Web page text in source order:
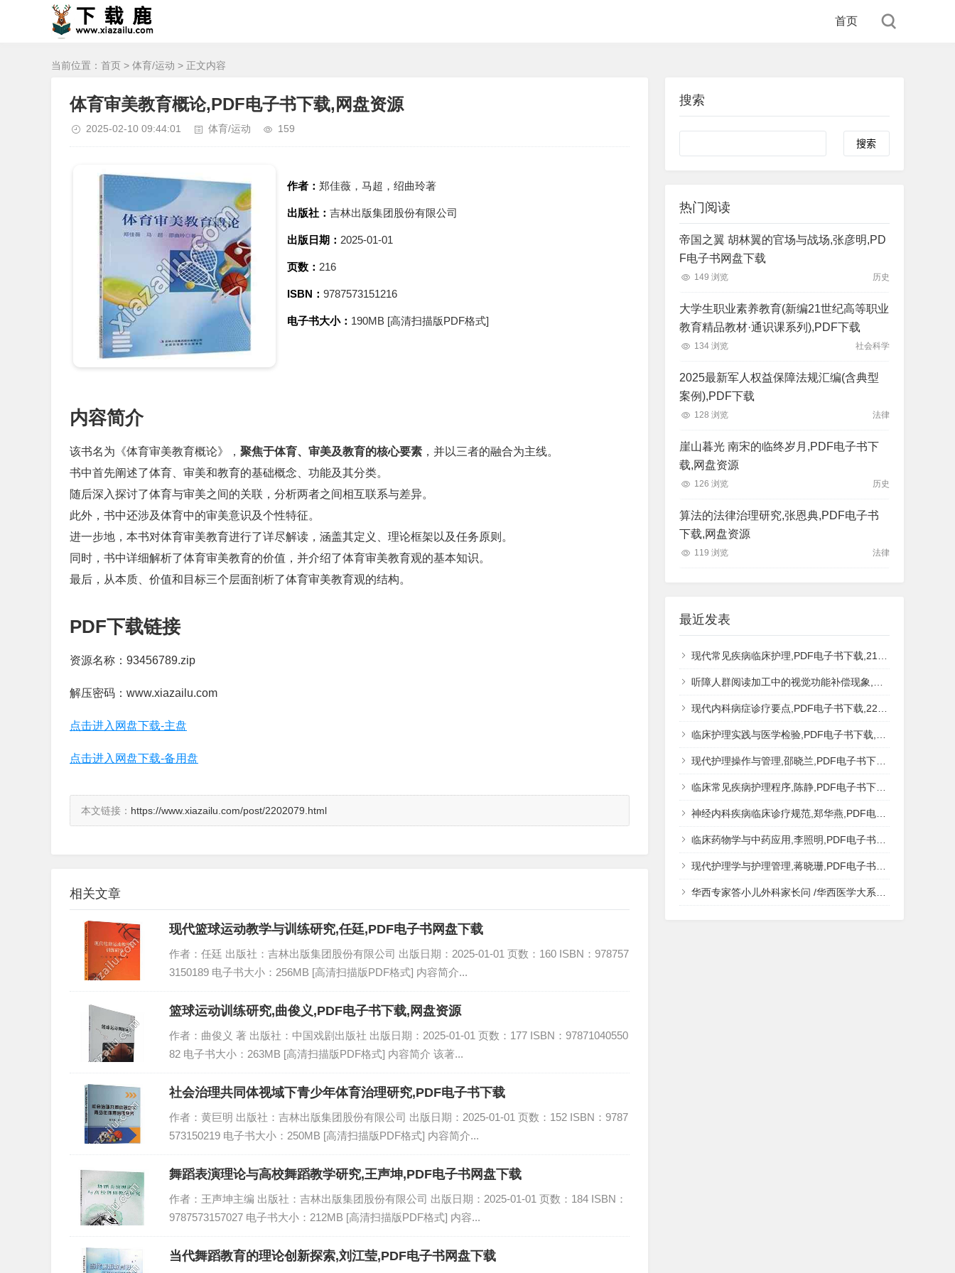
首页
当前位置： 首页 > 体育/运动 > 正文内容
体育审美教育概论,PDF电子书下载,网盘资源
2025-02-10 09:44:01 体育/运动 159
作者： 郑佳薇，马超，绍曲玲著
出版社： 吉林出版集团股份有限公司
出版日期： 2025-01-01
页数： 216
ISBN： 9787573151216
电子书大小： 190MB [高清扫描版PDF格式]
内容简介
该书名为《体育审美教育概论》， 聚焦于体育、审美及教育的核心要素 ，并以三者的融合为主线。
书中首先阐述了体育、审美和教育的基础概念、功能及其分类。
随后深入探讨了体育与审美之间的关联，分析两者之间相互联系与差异。
此外，书中还涉及体育中的审美意识及个性特征。
进一步地，本书对体育审美教育进行了详尽解读，涵盖其定义、理论框架以及任务原则。
同时，书中详细解析了体育审美教育的价值，并介绍了体育审美教育观的基本知识。
最后，从本质、价值和目标三个层面剖析了体育审美教育观的结构。
PDF下载链接
资源名称：93456789.zip
解压密码：www.xiazailu.com
点击进入网盘下载-主盘
点击进入网盘下载-备用盘
本文链接： https://www.xiazailu.com/post/2202079.html
相关文章
现代篮球运动教学与训练研究,任廷,PDF电子书网盘下载
作者：任廷 出版社：吉林出版集团股份有限公司 出版日期：2025-01-01 页数：160 ISBN：978757
3150189 电子书大小：256MB [高清扫描版PDF格式] 内容简介...
篮球运动训练研究,曲俊义,PDF电子书下载,网盘资源
作者：曲俊义 著 出版社：中国戏剧出版社 出版日期：2025-01-01 页数：177 ISBN：97871040550
82 电子书大小：263MB [高清扫描版PDF格式] 内容简介 该著...
社会治理共同体视域下青少年体育治理研究,PDF电子书下载
作者：黄巨明 出版社：吉林出版集团股份有限公司 出版日期：2025-01-01 页数：152 ISBN：9787
573150219 电子书大小：250MB [高清扫描版PDF格式] 内容简介...
舞蹈表演理论与高校舞蹈教学研究,王声坤,PDF电子书网盘下载
作者：王声坤主编 出版社：吉林出版集团股份有限公司 出版日期：2025-01-01 页数：184 ISBN：
9787573157027 电子书大小：212MB [高清扫描版PDF格式] 内容...
当代舞蹈教育的理论创新探索,刘江莹,PDF电子书网盘下载
搜索
Search
热门阅读
帝国之翼 胡林翼的官场与战场,张彦明,PD
F电子书网盘下载
149 浏览 历史
大学生职业素养教育(新编21世纪高等职业
教育精品教材·通识课系列),PDF下载
134 浏览 社会科学
2025最新军人权益保障法规汇编(含典型
案例),PDF下载
128 浏览 法律
崖山暮光 南宋的临终岁月,PDF电子书下
载,网盘资源
126 浏览 历史
算法的法律治理研究,张恩典,PDF电子书
下载,网盘资源
119 浏览 法律
最近发表
现代常见疾病临床护理,PDF电子书下载,217MB,网盘资源
听障人群阅读加工中的视觉功能补偿现象,秦钊,PDF电子书下载,网盘资源
现代内科病症诊疗要点,PDF电子书下载,223MB,网盘资源
临床护理实践与医学检验,PDF电子书下载,193MB,网盘资源
现代护理操作与管理,邵晓兰,PDF电子书下载,242MB,网盘资源
临床常见疾病护理程序,陈静,PDF电子书下载,185MB,网盘资源
神经内科疾病临床诊疗规范,郑华燕,PDF电子书下载,188MB,网盘资源
临床药物学与中药应用,李照明,PDF电子书下载,202MB,网盘资源
现代护理学与护理管理,蒋晓珊,PDF电子书下载,223MB,网盘资源
华西专家答小儿外科家长问 /华西医学大系?医学科普,PDF电子书网盘下载